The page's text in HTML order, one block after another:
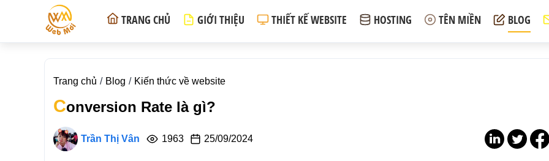
TRANG CHỦ GIỚI THIỆU THIẾT KẾ WEBSITE HOSTING TÊN MIỀN BLOG
Trang chủ Blog Kiến thức về website
Conversion Rate là gì?
Trần Thị Vân 1963 25/09/2024